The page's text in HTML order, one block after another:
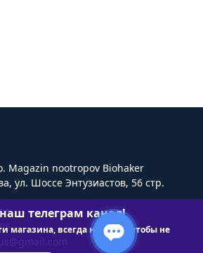
Magazin nootropov Biohaker
ул. Шоссе Энтузиастов, 56 стр.
телеграм канал!
магазина, всегда на связи чтобы не